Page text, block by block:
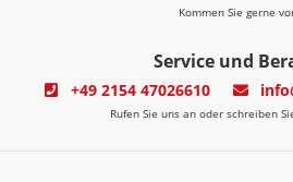
Kommen Sie gerne
Service und
+49 2154 47026610
Rufen Sie uns an oder schreiben